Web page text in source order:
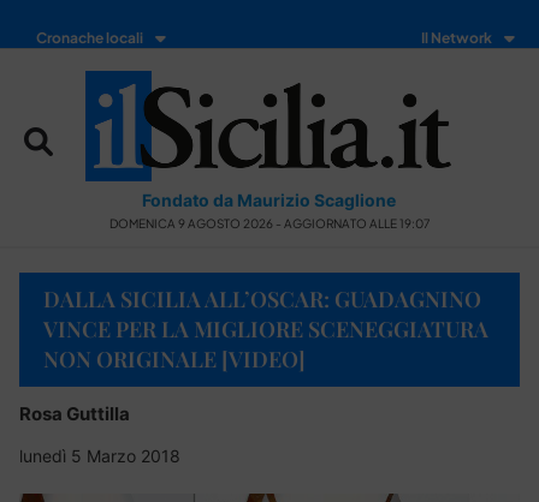
Cronache locali Il Network
Fondato da Maurizio Scaglione
DOMENICA 9 AGOSTO 2026 - AGGIORNATO ALLE 19:07
DALLA SICILIA ALL’OSCAR: GUADAGNINO
VINCE PER LA MIGLIORE SCENEGGIATURA
NON ORIGINALE [VIDEO]
Rosa Guttilla
lunedì 5 Marzo 2018